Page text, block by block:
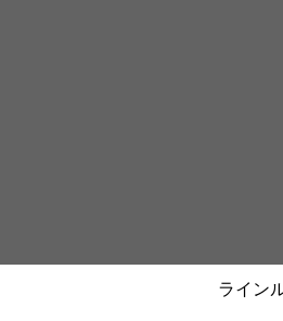
ライン